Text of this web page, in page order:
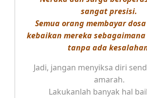
sangat presisi.
Semua orang membayar
kebaikan mereka
tanpa ada
Jadi, jangan menyiksa diri
amarah.
Lakukanlah banyak hal